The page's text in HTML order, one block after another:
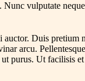
vulputate
Duis
arcu.
purus. Ut facilisis et